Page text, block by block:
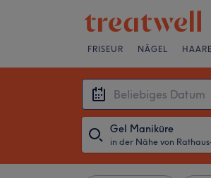
FRISEUR NÄGEL
Gel Maniküre